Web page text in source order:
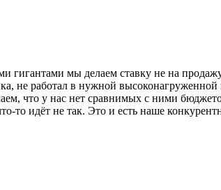
гигантами мы делаем ставку не на
не работал в нужной
что у нас нет сравнимых с ними
то идёт не так. Это и есть наше